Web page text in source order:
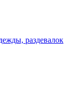
раздевалок